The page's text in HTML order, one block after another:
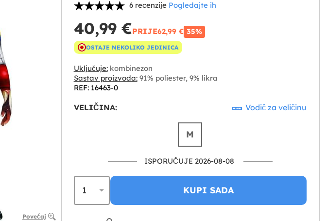
Povećaj
6 recenzije Pogledajte ih
40,99 €PRIJE62,99 € 35%
OSTAJE NEKOLIKO JEDINICA
Uključuje:kombinezon
Sastav proizvoda:91% poliester, 9% likra
REF: 16463-0
VELIČINA: Vodič za veličinu
M
ISPORUČUJE 2026-08-08
KUPI SADA